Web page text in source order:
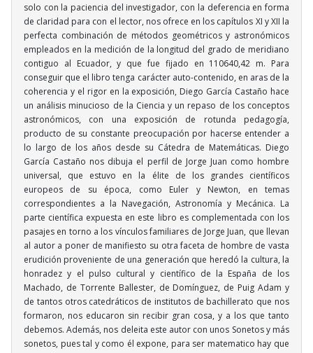
solo con la paciencia del investigador, con la deferencia en forma
de claridad para con el lector, nos ofrece en los capítulos XI y XII la
perfecta combinación de métodos geométricos y astronómicos
empleados en la medición de la longitud del grado de meridiano
contiguo al Ecuador, y que fue fijado en 110640,42 m. Para
conseguir que el libro tenga carácter auto-contenido, en aras de la
coherencia y el rigor en la exposición, Diego García Castaño hace
un análisis minucioso de la Ciencia y un repaso de los conceptos
astronómicos, con una exposición de rotunda pedagogía,
producto de su constante preocupación por hacerse entender a
lo largo de los años desde su Cátedra de Matemáticas. Diego
García Castaño nos dibuja el perfil de Jorge Juan como hombre
universal, que estuvo en la élite de los grandes científicos
europeos de su época, como Euler y Newton, en temas
correspondientes a la Navegación, Astronomía y Mecánica. La
parte científica expuesta en este libro es complementada con los
pasajes en torno a los vínculos familiares de Jorge Juan, que llevan
al autor a poner de manifiesto su otra faceta de hombre de vasta
erudición proveniente de una generación que heredó la cultura, la
honradez y el pulso cultural y científico de la España de los
Machado, de Torrente Ballester, de Domínguez, de Puig Adam y
de tantos otros catedráticos de institutos de bachillerato que nos
formaron, nos educaron sin recibir gran cosa, y a los que tanto
debemos. Además, nos deleita este autor con unos Sonetos y más
sonetos, pues tal y como él expone, para ser matematico hay que